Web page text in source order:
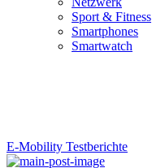
Sport & Fitness
Smartphones
Smartwatch
E-Mobility Testberichte